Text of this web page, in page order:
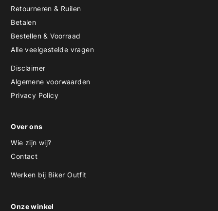
Retourneren & Ruilen
Betalen
Bestellen & Voorraad
Alle veelgestelde vragen
Disclaimer
Algemene voorwaarden
Privacy Policy
Over ons
Wie zijn wij?
Contact
Werken bij Biker Outfit
Onze winkel